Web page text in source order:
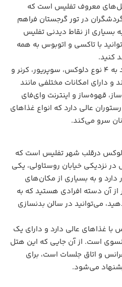
معروف تفلیس است که
در تور گرجستان فراهم
بسیاری از نقاط دیدنی تفلیس
با تاکسی و اتوبوس به همه
کنید.
اتاق‌های هتل 4 ستاره کورتیارد به 4 نوع دلوکس، سوپریور، کرنر و
دارای امکانات مختلفی مانند
قهوه‌ساز و اینترنت وای‌فای
عالی دارد که انواع غذاهای
سرو می‌کند.
5 ستاره و لوکس درقلب شهر تفلیس است که
در نزدیکی خیابان روستاولی، یکی
دارد و به بسیاری از مکان‌های
آن دسته افرادی هستید که به
می‌توانید در سالن بدنسازی
غذاهای عالی دارد و دارای یک
است. از آن جایی که این هتل
و اتاق جلسات است، برای
می‌شود.